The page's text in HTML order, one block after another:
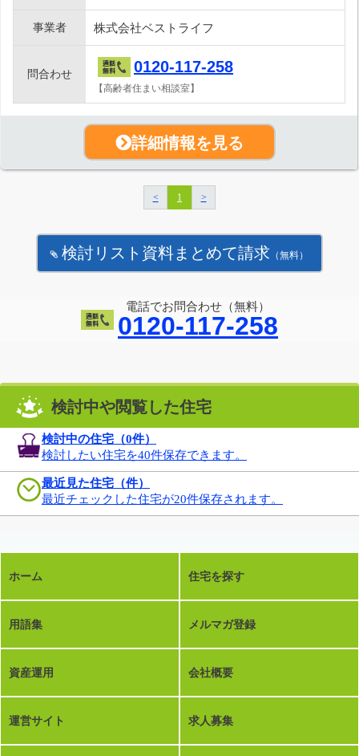
事業者 株式会社ベストライフ
問合わせ 0120-117-258
【高齢者住まい相談室】
詳細情報を見る
< 1 >
検討リスト資料まとめて請求 （無料）
電話でお問合わせ（無料）
0120-117-258
検討中や閲覧した住宅
検討中の住宅（0件）
検討したい住宅を40件保存できます。
最近見た住宅（件）
最近チェックした住宅が20件保存されます。
ホーム 住宅を探す
用語集 メルマガ登録
資産運用 会社概要
運営サイト 求人募集